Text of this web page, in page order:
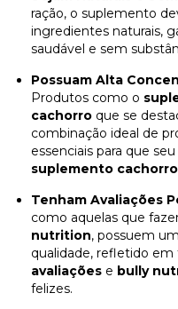
ração, o suplemento
ingredientes naturais,
saudável e sem
Possuam Alta
Produtos como o
cachorro que se
combinação ideal de
essenciais para que
suplemento
Tenham Avaliações
como aquelas que
nutrition, possuem
qualidade, refletido
avaliações e bully
felizes.